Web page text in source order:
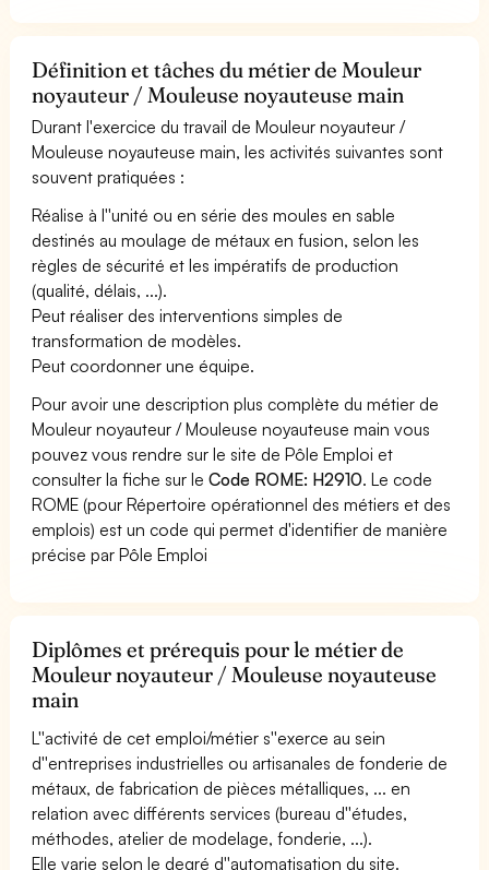
Définition et tâches du métier de Mouleur
noyauteur / Mouleuse noyauteuse main
Durant l'exercice du travail de Mouleur noyauteur /
Mouleuse noyauteuse main, les activités suivantes sont
souvent pratiquées :
Réalise à l''unité ou en série des moules en sable
destinés au moulage de métaux en fusion, selon les
règles de sécurité et les impératifs de production
(qualité, délais, ...).
Peut réaliser des interventions simples de
transformation de modèles.
Peut coordonner une équipe.
Pour avoir une description plus complète du métier de
Mouleur noyauteur / Mouleuse noyauteuse main vous
pouvez vous rendre sur le site de Pôle Emploi et
consulter la fiche sur leCode ROME: H2910. Le code
ROME (pour Répertoire opérationnel des métiers et des
emplois) est un code qui permet d'identifier de manière
précise par Pôle Emploi
Diplômes et prérequis pour le métier de
Mouleur noyauteur / Mouleuse noyauteuse
main
L''activité de cet emploi/métier s''exerce au sein
d''entreprises industrielles ou artisanales de fonderie de
métaux, de fabrication de pièces métalliques, ... en
relation avec différents services (bureau d''études,
méthodes, atelier de modelage, fonderie, ...).
Elle varie selon le degré d''automatisation du site.